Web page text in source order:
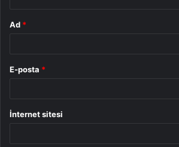
Ad *
E-posta *
İnternet sitesi